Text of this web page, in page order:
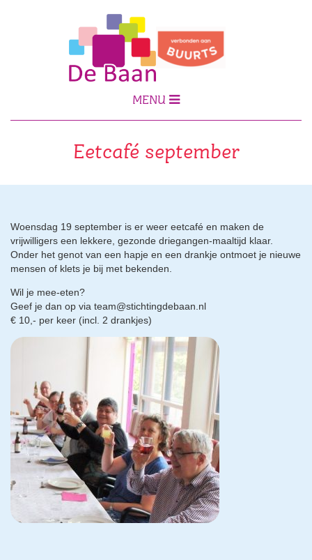
MENU
Eetcafé september
Woensdag 19 september is er weer eetcafé en maken de
vrijwilligers een lekkere, gezonde driegangen-maaltijd klaar.
Onder het genot van een hapje en een drankje ontmoet je nieuwe
mensen of klets je bij met bekenden.
Wil je mee-eten?
Geef je dan op via team@stichtingdebaan.nl
€ 10,- per keer (incl. 2 drankjes)